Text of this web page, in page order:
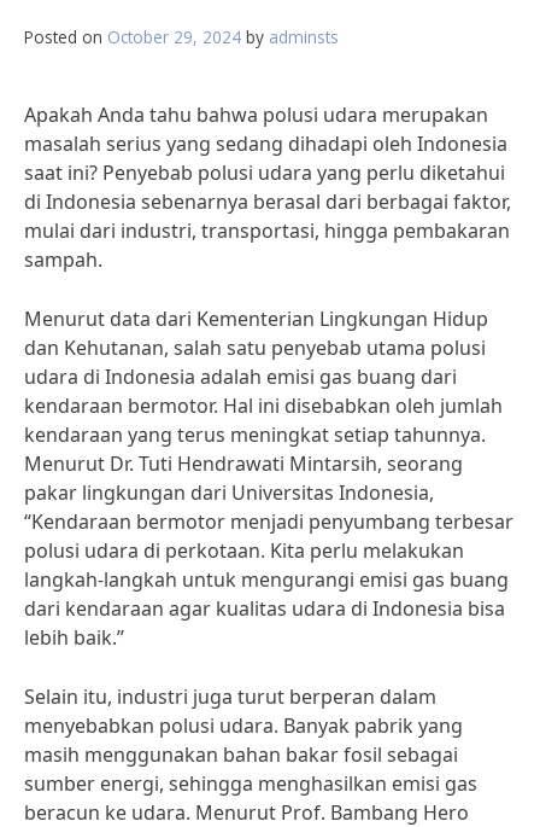
Posted on October 29, 2024 by adminsts
Apakah Anda tahu bahwa polusi udara merupakan
masalah serius yang sedang dihadapi oleh Indonesia
saat ini? Penyebab polusi udara yang perlu diketahui
di Indonesia sebenarnya berasal dari berbagai faktor,
mulai dari industri, transportasi, hingga pembakaran
sampah.
Menurut data dari Kementerian Lingkungan Hidup
dan Kehutanan, salah satu penyebab utama polusi
udara di Indonesia adalah emisi gas buang dari
kendaraan bermotor. Hal ini disebabkan oleh jumlah
kendaraan yang terus meningkat setiap tahunnya.
Menurut Dr. Tuti Hendrawati Mintarsih, seorang
pakar lingkungan dari Universitas Indonesia,
“Kendaraan bermotor menjadi penyumbang terbesar
polusi udara di perkotaan. Kita perlu melakukan
langkah-langkah untuk mengurangi emisi gas buang
dari kendaraan agar kualitas udara di Indonesia bisa
lebih baik.”
Selain itu, industri juga turut berperan dalam
menyebabkan polusi udara. Banyak pabrik yang
masih menggunakan bahan bakar fosil sebagai
sumber energi, sehingga menghasilkan emisi gas
beracun ke udara. Menurut Prof. Bambang Hero